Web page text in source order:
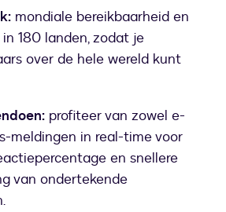
mondiale bereikbaarheid en
180 landen, zodat je
over de hele wereld kunt
profiteer van zowel e-
meldingen in real-time voor
en snellere
van ondertekende